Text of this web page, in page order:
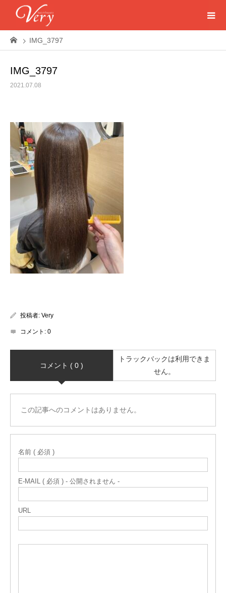
IMG_3797
IMG_3797
2021.07.08
投稿者: Very
コメント: 0
コメント ( 0 )
トラックバックは利用できま
せん。
この記事へのコメントはありません。
名前 ( 必須 )
E-MAIL ( 必須 ) - 公開されません -
URL